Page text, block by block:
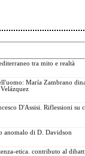
tra mito e realtà
María Zambrano
D'Assisi. Riflessioni su
anomalo di D. Davidson
etica. contributo al